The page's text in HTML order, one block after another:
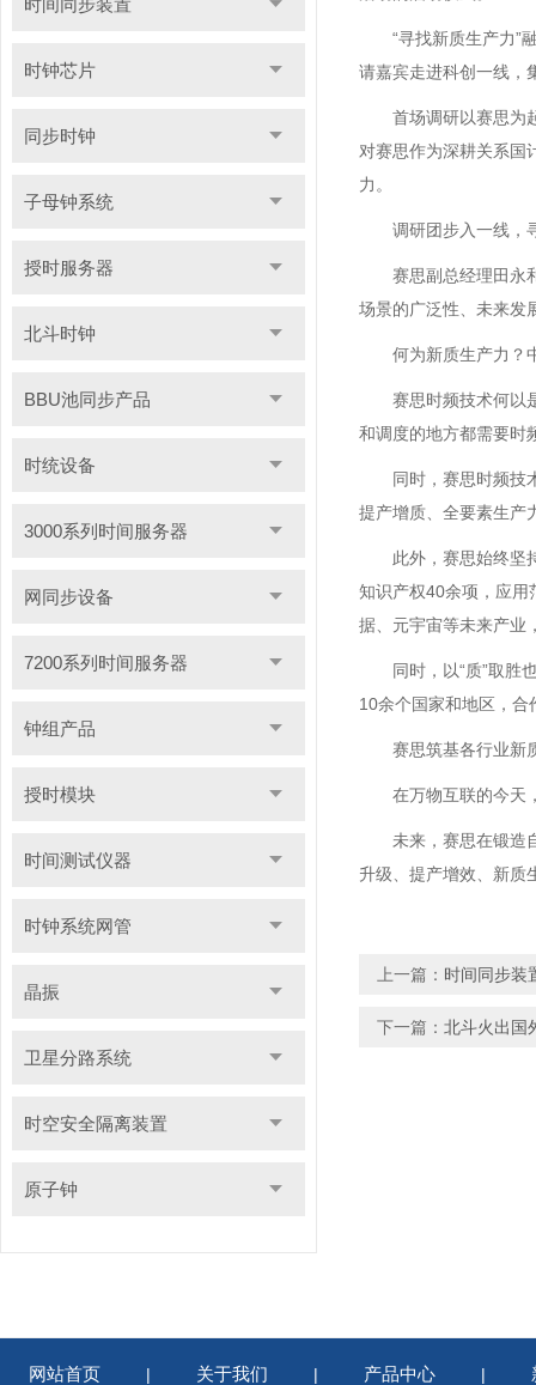
时间同步装置
时钟芯片
同步时钟
子母钟系统
授时服务器
北斗时钟
BBU池同步产品
时统设备
3000系列时间服务器
网同步设备
7200系列时间服务器
钟组产品
授时模块
时间测试仪器
时钟系统网管
晶振
卫星分路系统
时空安全隔离装置
原子钟
“寻找新质生产力”
请嘉宾走进科创一线，
首场调研以赛思为
对赛思作为深耕关系国
力。
调研团步入一线，
赛思副总经理田永
场景的广泛性、未来发
何为新质生产力？
赛思时频技术何以
和调度的地方都需要时
同时，赛思时频技
提产增质、全要素生产
此外，赛思始终坚
知识产权40余项，应用
据、元宇宙等未来产业
同时，以“质”取胜
10余个国家和地区，合
赛思筑基各行业新
在万物互联的今天
未来，赛思在锻造
升级、提产增效、新质
上一篇： 时间同步装
下一篇： 北斗火出国
网站首页 | 关于我们 | 产品中心 |